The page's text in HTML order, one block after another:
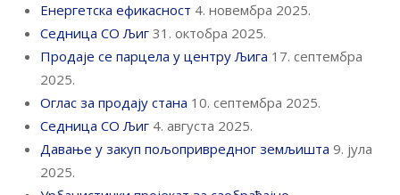
Енергетска ефикасност 4. новембра 2025.
Седница СО Љиг 31. октобра 2025.
Продаје се парцела у центру Љига 17. септембра
2025.
Оглас за продају стана 10. септембра 2025.
Седница СО Љиг 4. августа 2025.
Давање у закуп пољопривредног земљишта 9. јула
2025.